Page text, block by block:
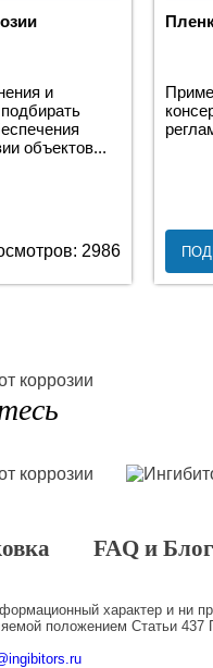
и
объектов...
2986
FAQ и Блог
характер и ни
положением Статьи 437